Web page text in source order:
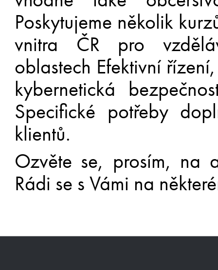
Poskytujeme několik
vnitra ČR pro
oblastech Efektivní
kybernetická
Specifické potřeby
klientů.
Ozvěte se, prosím, na
Rádi se s Vámi na